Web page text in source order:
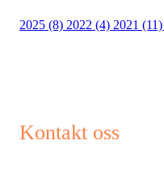
2025 (8) 2022 (4) 2021 (11)
Kontakt oss